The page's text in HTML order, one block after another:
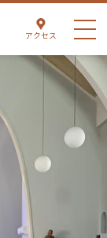
アクセス